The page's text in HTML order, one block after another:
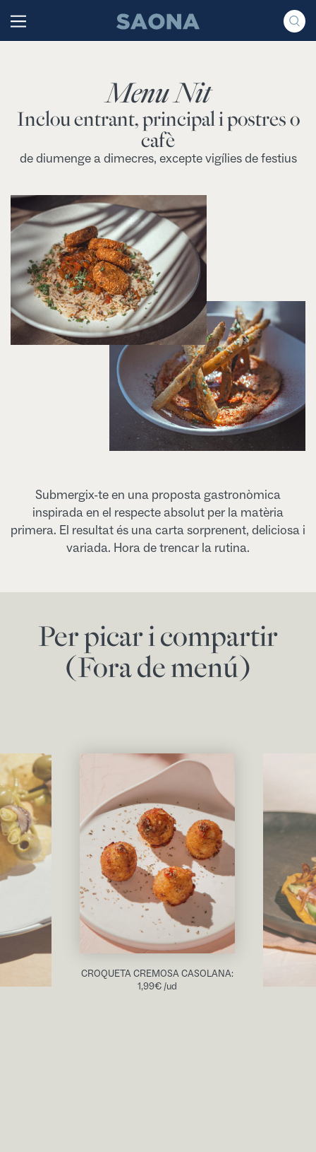
Grupo Saona
Menu Nit
Inclou entrant, principal i postres o
cafè
de diumenge a dimecres, excepte vigílies de festius
Submergix-te en una proposta gastronòmica
inspirada en el respecte absolut per la matèria
primera. El resultat és una carta sorprenent, deliciosa i
variada. Hora de trencar la rutina.
Per picar i compartir
(Fora de menú)
CROQUETA CREMOSA CASOLANA:
1,99€/ud